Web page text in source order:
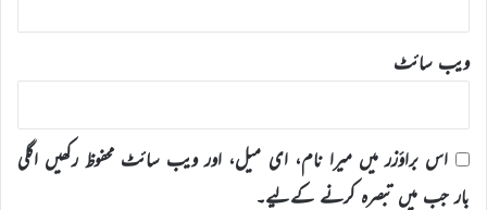
ویب‌ سائٹ
اس براؤزر میں میرا نام، ای میل، اور ویب سائٹ محفوظ رکھیں اگلی
بار جب میں تبصرہ کرنے کےلیے۔